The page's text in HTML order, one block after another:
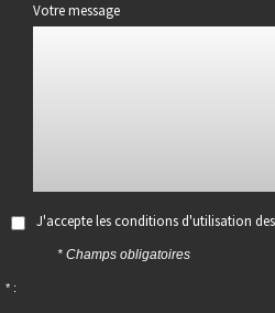
Votre message
J'accepte les conditions d'utilisation
* Champs obligatoires
* :